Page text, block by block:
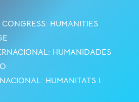
HUMANITIES
HUMANIDADES
HUMANITATS I